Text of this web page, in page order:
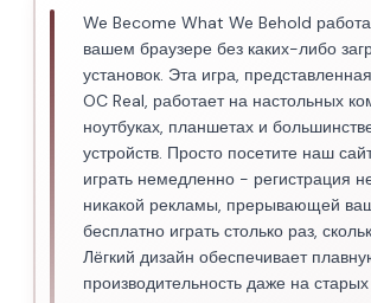
We Become What We Behold
вашем браузере без каких-либо
установок. Эта игра,
OC Real, работает на настольных
ноутбуках, планшетах и
устройств. Просто посетите наш
играть немедленно - регистрация
никакой рекламы, прерывающей
бесплатно играть столько раз,
Лёгкий дизайн обеспечивает
производительность даже на старых